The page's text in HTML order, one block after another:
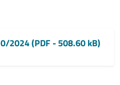
2024 (PDF - 508.60 kB)